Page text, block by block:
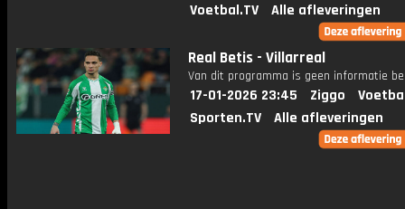
Voetbal.TV
Alle afleveringen
Real Betis - Villarreal
Van dit programma is geen informatie
17-01-2026 23:45 Ziggo
Sporten.TV
Alle afleveringen